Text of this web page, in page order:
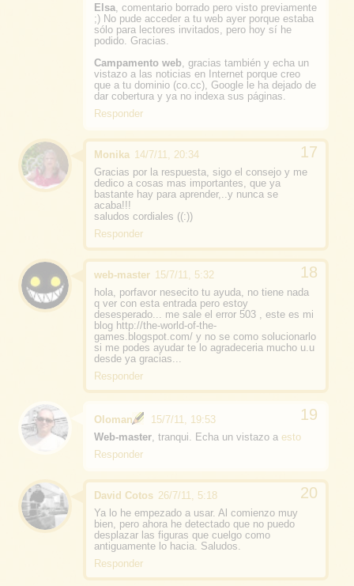
Elsa , comentario borrado pero visto previamente
;) No pude acceder a tu web ayer porque estaba
sólo para lectores invitados, pero hoy sí he
podido. Gracias.
Campamento web , gracias también y echa un
vistazo a las noticias en Internet porque creo
que a tu dominio (co.cc), Google le ha dejado de
dar cobertura y ya no indexa sus páginas.
Responder
Monika 14/7/11, 20:34
Gracias por la respuesta, sigo el consejo y me
dedico a cosas mas importantes, que ya
bastante hay para aprender,..y nunca se
acaba!!!
saludos cordiales ((:))
Responder
web-master 15/7/11, 5:32
hola, porfavor nesecito tu ayuda, no tiene nada
q ver con esta entrada pero estoy
desesperado... me sale el error 503 , este es mi
blog http://the-world-of-the-
games.blogspot.com/­ y no se como solucionarlo
si me podes ayudar te lo agradeceria mucho u.u
desde ya gracias...
Responder
Oloman
15/7/11, 19:53
Web-master , tranqui. Echa un vistazo a esto
Responder
David Cotos 26/7/11, 5:18
Ya lo he empezado a usar. Al comienzo muy
bien, pero ahora he detectado que no puedo
desplazar las figuras que cuelgo como
antiguamente lo hacia. Saludos.
Responder